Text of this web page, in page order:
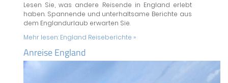
Lesen Sie, was andere Reisende in England erlebt
haben. Spannende und unterhaltsame Berichte aus
dem Englandurlaub erwarten Sie.
Mehr lesen: England Reiseberichte »
Anreise England